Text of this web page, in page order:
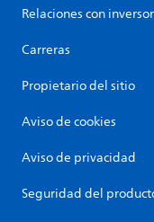
Relaciones con
Carreras
Propietario del sitio
Aviso de cookies
Aviso de privacidad
Seguridad del